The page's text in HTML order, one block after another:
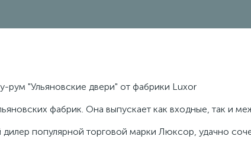
рум "Ульяновские двери" от фабрики Luxor
фабрик. Она выпускает как входные, так и
популярной торговой марки Люксор, удачно